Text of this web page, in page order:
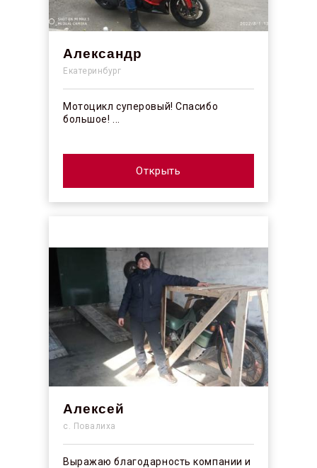
Александр
Екатеринбург
Мотоцикл суперовый! Спасибо
большое! ...
Открыть
Алексей
с. Повалиха
Выражаю благодарность компании и